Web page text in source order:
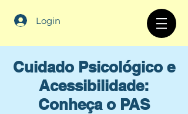
Login
Cuidado Psicológico e
Acessibilidade:
Conheça o PAS